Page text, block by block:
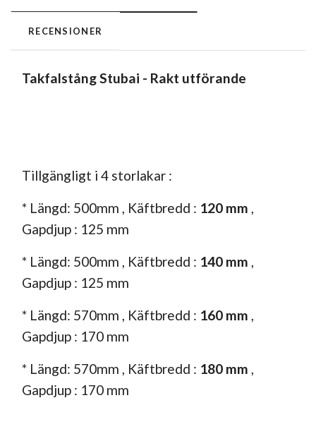
RECENSIONER
Takfalstång Stubai - Rakt utförande
Tillgängligt i 4 storlakar :
* Längd: 500mm , Käftbredd : 120 mm ,
Gapdjup : 125 mm
* Längd: 500mm , Käftbredd : 140 mm ,
Gapdjup : 125 mm
* Längd: 570mm , Käftbredd : 160 mm ,
Gapdjup : 170 mm
* Längd: 570mm , Käftbredd : 180 mm ,
Gapdjup : 170 mm